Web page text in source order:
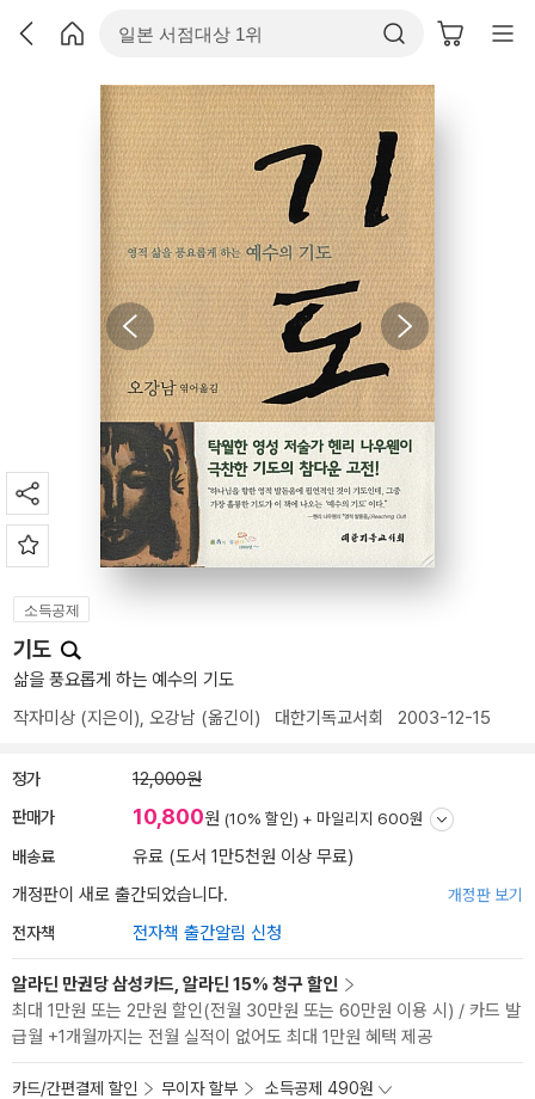
소득공제
기도
삶을 풍요롭게 하는 예수의 기도
작자미상 (지은이), 오강남 (옮긴이) 대한기독교서회 2003-12-15
정가 12,000원
판매가 10,800원 (10% 할인) + 마일리지 600원
배송료
유료 (도서 1만5천원 이상 무료)
개정판이 새로 출간되었습니다.
개정판 보기
전자책 전자책 출간알림 신청
알라딘 만권당 삼성카드, 알라딘 15% 청구 할인
최대 1만원 또는 2만원 할인(전월 30만원 또는 60만원 이용 시) / 카드 발
급월 +1개월까지는 전월 실적이 없어도 최대 1만원 혜택 제공
카드/간편결제 할인 무이자 할부 소득공제 490원